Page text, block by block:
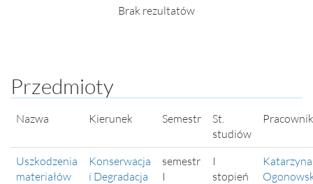
Brak rezultatów
Przedmioty
Nazwa Kierunek Semestr
St.
studiów
Pracownik
Uszkodzenia
materiałów
Konserwacja
i Degradacja
semestr
I
I
stopień
Katarzyna